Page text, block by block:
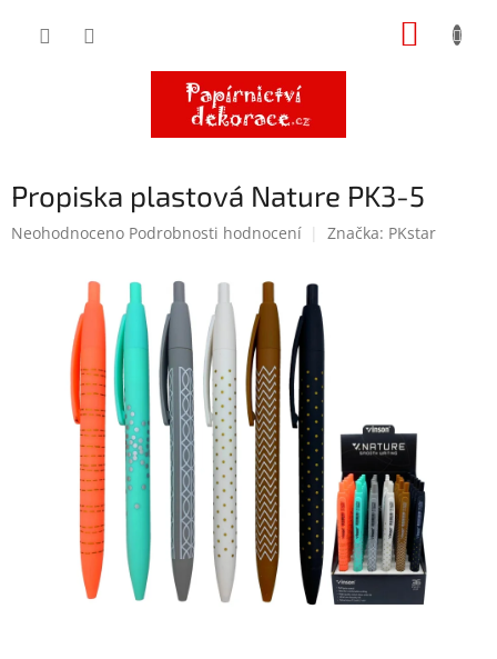
Propiska plastová Nature PK3-5
Průměrné
hvězdiček.
Neohodnoceno Podrobnosti hodnocení Značka: PKstar